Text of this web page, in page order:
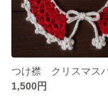
1,500円